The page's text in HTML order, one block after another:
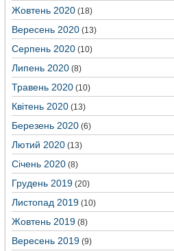
Жовтень 2020 (18)
Вересень 2020 (13)
Серпень 2020 (10)
Липень 2020 (8)
Травень 2020 (10)
Квітень 2020 (13)
Березень 2020 (6)
Лютий 2020 (13)
Січень 2020 (8)
Грудень 2019 (20)
Листопад 2019 (10)
Жовтень 2019 (8)
Вересень 2019 (9)